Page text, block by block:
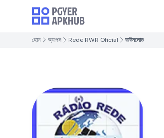
হোম অ্যাপস Rede RWR Oficial ডাউনলোড